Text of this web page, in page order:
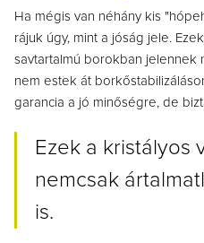
Ha mégis van néhány kis
rájuk úgy, mint a jóság jele.
savtartalmú borokban jelennek
nem estek át
garancia a jó minőségre, de
Ezek a kristályos
nemcsak
is.